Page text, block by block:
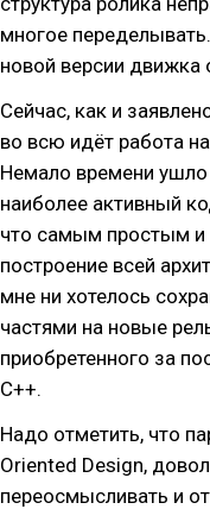
многое
новой версии движка
Сейчас, как и
во всю идёт работа
Немало времени ушло
наиболее активный
что самым простым и
построение всей
мне ни хотелось
частями на новые
приобретенного за
C++.
Надо отметить, что
Oriented Design,
переосмысливать и